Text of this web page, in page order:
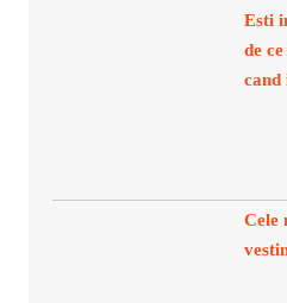
Esti
de
cand
Cele